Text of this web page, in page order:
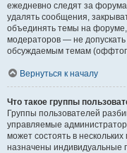
ежедневно следят за
удалять сообщения,
объединять темы на
модераторов — не
обсуждаемым темам
Вернуться к началу
Что такое группы
Группы пользователей
управляемые
может состоять в
назначены индивидуальные